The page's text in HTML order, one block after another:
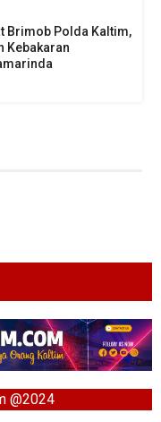
Brimob Polda Kaltim,
Kebakaran
@2024